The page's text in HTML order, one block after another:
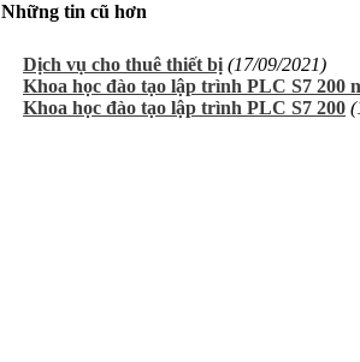
Những tin cũ hơn
Dịch vụ cho thuê thiết bị (17/09/2021)
Khoa học đào tạo lập trình PLC S7 200
Khoa học đào tạo lập trình PLC S7 200